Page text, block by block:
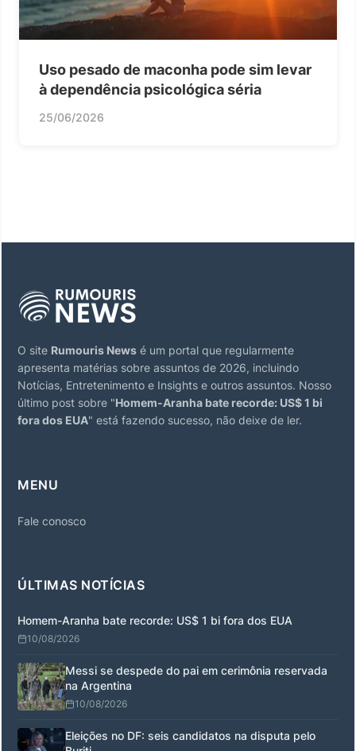
Uso pesado de maconha pode sim levar
à dependência psicológica séria
25/06/2026
O site Rumouris News é um portal que regularmente
apresenta matérias sobre assuntos de 2026, incluindo
Notícias, Entretenimento e Insights e outros assuntos. Nosso
último post sobre "Homem-Aranha bate recorde: US$ 1 bi
fora dos EUA" está fazendo sucesso, não deixe de ler.
MENU
Fale conosco
ÚLTIMAS NOTÍCIAS
Homem-Aranha bate recorde: US$ 1 bi fora dos EUA
10/08/2026
Messi se despede do pai em cerimônia reservada
na Argentina
10/08/2026
Eleições no DF: seis candidatos na disputa pelo